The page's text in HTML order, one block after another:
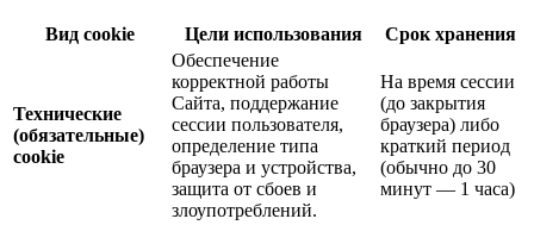
Вид cookie Цели использования Срок хранения
Технические
(обязательные)
cookie
Обеспечение
корректной работы
Сайта, поддержание
сессии пользователя,
определение типа
браузера и устройства,
защита от сбоев и
злоупотреблений.
На время сессии
(до закрытия
браузера) либо
краткий период
(обычно до 30
минут — 1 часа)